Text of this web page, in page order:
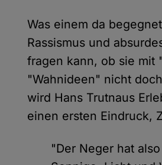
Was einem da
Rassismus und
fragen kann, ob sie mit
"Wahnideen" nicht
wird Hans Trutnaus
einen ersten Eindruck,
"Der Neger hat